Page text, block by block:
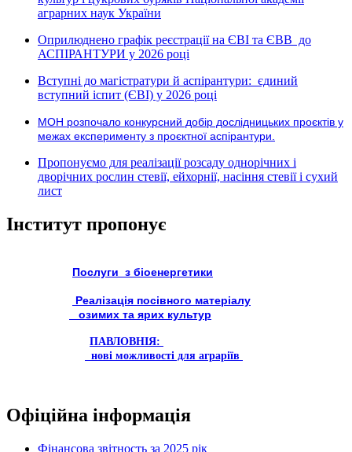
аграрних наук України
Оприлюднено графік реєстрації на ЄВІ та ЄВВ до
АСПІРАНТУРИ у 2026 році
Вступні до магістратури й аспірантури: єдиний
вступний іспит (ЄВІ) у 2026 році
МОН розпочало конкурсний добір дослідницьких проєктів у
межах експерименту з проєктної аспірантури.
Пропонуємо для реалізації розсаду однорічних і
дворічних рослин стевії, ейхорнії, насіння стевії і сухий
лист
Інститут пропонує
Послуги з біоенергетики
Реалізація посівного матеріалу
озимих та ярих культур
ПАВЛОВНІЯ:
нові можливості для аграріїв
Офіційна інформація
Фінансова звітность за 2025 рік